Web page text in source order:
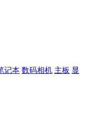
记本 数码相机 主板 显